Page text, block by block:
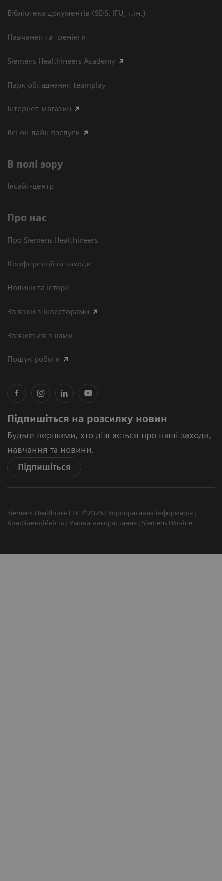
Бібліотека документів (SDS, IFU, т.ін.)
Навчання та тренінги
Siemens Healthineers Academy
Парк обладнання teamplay
Інтернет-магазин
Всі он-лайн послуги
В полі зору
Інсайт-центр
Про нас
Про Siemens Healthineers
Конференції та заходи
Новини та історії
Зв'язки з інвесторами
Зв’яжіться з нами
Пошук роботи
Підпишіться на розсилку новин
Будьте першими, хто дізнається про наші заходи,
навчання та новини.
Підпишіться
Siemens Healthcare LLC ©2026
Корпоративна інформація
Конфіденційність
Умови використання Siemens Ukraine